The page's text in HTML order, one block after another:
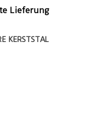
Lieferung
KERSTSTAL